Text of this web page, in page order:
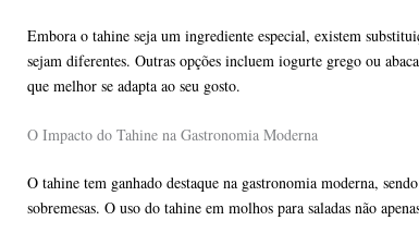
Embora o tahine seja um ingrediente especial, existem
sejam diferentes. Outras opções incluem iogurte grego ou
que melhor se adapta ao seu gosto.
O Impacto do Tahine na Gastronomia Moderna
O tahine tem ganhado destaque na gastronomia moderna,
sobremesas. O uso do tahine em molhos para saladas não